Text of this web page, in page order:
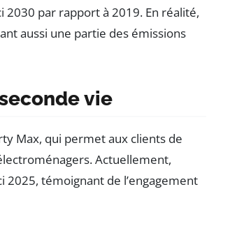
2030 par rapport à 2019. En réalité,
aussi une partie des émissions
vie
Max, qui permet aux clients de
Actuellement,
2025, témoignant de l’engagement